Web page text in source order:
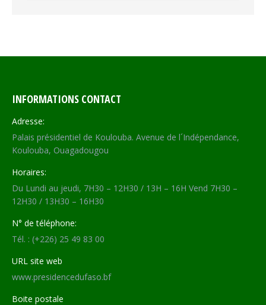
INFORMATIONS CONTACT
Adresse:
Palais présidentiel de Koulouba. Avenue de l´Indépendance,
Koulouba, Ouagadougou
Horaires:
Du Lundi au jeudi, 7H30 – 12H30 / 13H – 16H Vend 7H30 –
12H30 / 13H30 – 16H30
N° de téléphone:
Tél. : (+226) 25 49 83 00
URL site web
www.presidencedufaso.bf
Boite postale